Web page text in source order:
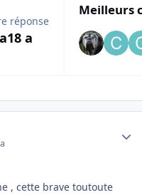
réponse
18 a
Meilleurs
topic overview
, cette brave toutoute